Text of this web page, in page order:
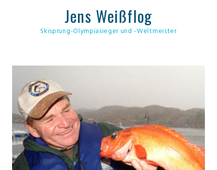
Jens Weißflog
Skisprung-Olympiasieger und -Weltmeister